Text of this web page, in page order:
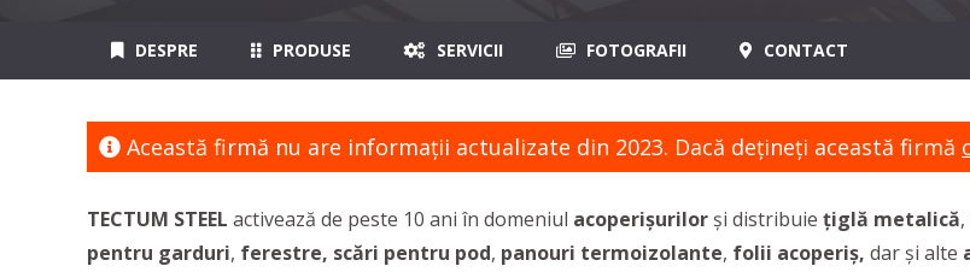
DESPRE PRODUSE SERVICII FOTOGRAFII CONTACT
Această firmă nu are informaţii actualizate din 2023. Dacă dețineți această firmă
TECTUM STEEL activează de peste 10 ani în domeniul acoperișurilor și distribuie țiglă metalică,
pentru garduri, ferestre, scări pentru pod, panouri termoizolante, folii acoperiș, dar și alte